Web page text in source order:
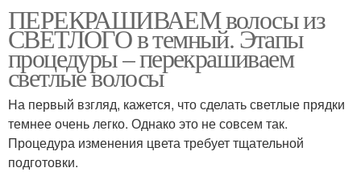
ПЕРЕКРАШИВАЕМ волосы из
СВЕТЛОГО в темный. Этапы
процедуры – перекрашиваем
светлые волосы
На первый взгляд, кажется, что сделать светлые прядки
темнее очень легко. Однако это не совсем так.
Процедура изменения цвета требует тщательной
подготовки.